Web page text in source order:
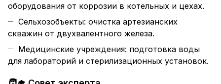
оборудования от коррозии в котельных и цехах.
Сельхозобъекты: очистка артезианских
скважин от двухвалентного железа.
Медицинские учреждения: подготовка воды
для лабораторий и стерилизационных установок.